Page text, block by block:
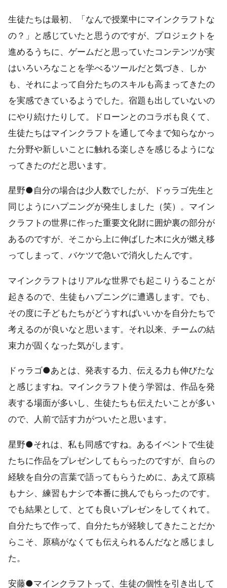
生徒たちは最初、「なんで授業中にマインクラフトな
の？」と感じていたと思うのですが、プロジェクトを
進めるうちに、ゲームだと思っていたコンテンツが実
はいろいろなことを学べるツールだと気づき、しか
も、それによって自分たちのスキルも高まってきたの
を実感できているようでした。宿題も出していないの
にやり続けたりして。ドローンとのコラボも良くて、
生徒たちはマインクラフトを通して今まで知らなかっ
た分野や新しいことに触れる楽しさを感じるようにな
ってきたのだと思います。
星野●自分の場合は少人数でしたが、ドゥラゴ先生と
同じようにハプニングが発生しました（笑）。マイン
クラフトの世界に作った重要文化財に囲炉裏の部分が
あるのですが、そこから上に伸ばした木に火が燃え移
ってしまって、バケツで急いで消火したんです。
マインクラフトはリアルな世界でも起こりうることが
起きるので、生徒もハプニングに遭遇します。でも、
その度に子どもたちがどうすればいいかを自分たちで
考えるのが良いなと思います。それ以来、チームの結
束力が固くなった気がします。
ドゥラゴ●あとは、発表する力、伝える力も伸びたな
と感じますね。マインクラフト使う学習は、作品を発
表する場面が多いし、生徒たちも伝えたいことが多い
ので、人前で話す力がついたと思います。
星野●それは、私も同感ですね。あるイベントで生徒
たちに作品をプレゼンしてもらったのですが、自らの
経験を自分の言葉で語ってもらうために、あえて原稿
もナシ、練習もナシで本番に挑んでもらったのです。
でも結果として、とても良いプレゼンをしてくれて。
自分たちで作って、自分たちが経験してきたことだか
らこそ、原稿がなくても伝えられるんだなと感じまし
た。
安藤●マインクラフトって、生徒の個性を引き出して